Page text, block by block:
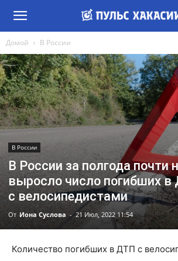
Домой В России
В России
В России за полгода почти
выросло число погибших
с велосипедистами
От Иона Суслова - 21 Июл, 2022 11:54
Количество погибших в ДТП с